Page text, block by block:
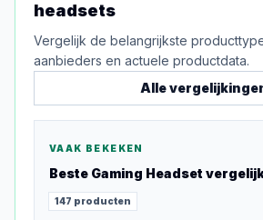
headsets
Vergelijk de belangrijkste
aanbieders en actuele productdata.
Alle
VAAK BEKEKEN
Beste Gaming Headset
147 producten